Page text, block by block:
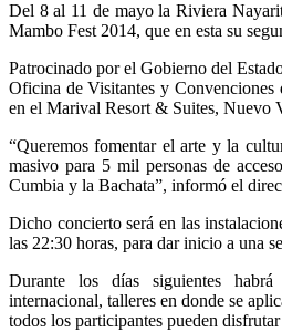
Del 8 al 11 de mayo la Riviera
Mambo Fest 2014, que en esta su
Patrocinado por el Gobierno del
Oficina de Visitantes y
en el Marival Resort & Suites, Nuevo
“Queremos fomentar el arte y la
masivo para 5 mil personas de
Cumbia y la Bachata”, informó el
Dicho concierto será en las
las 22:30 horas, para dar inicio a una
Durante los días siguientes habrá
internacional, talleres en donde se
todos los participantes pueden